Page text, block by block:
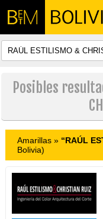
Posibles
Amarillas » “RAÚL
Bolivia)